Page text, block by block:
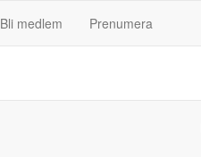
Bli medlem Prenumera